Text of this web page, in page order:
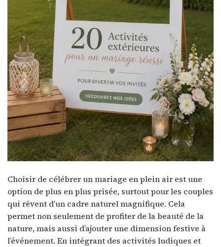
Choisir de célébrer un mariage en plein air est une
option de plus en plus prisée, surtout pour les couples
qui rêvent d’un cadre naturel magnifique. Cela
permet non seulement de profiter de la beauté de la
nature, mais aussi d’ajouter une dimension festive à
l’événement. En intégrant des activités ludiques et